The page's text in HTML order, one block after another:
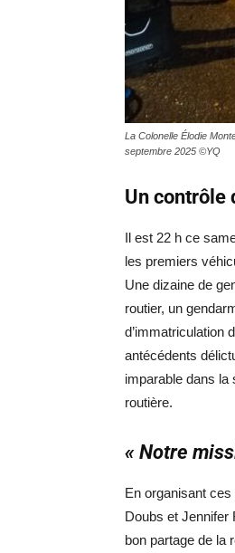
La Colonelle Élodie
septembre 2025 ©YQ
Un contrôle
Il est 22 h ce
les premiers
Une dizaine de
routier, un
d’immatriculation
antécédents
imparable dans la
routière.
« Notre
En organisant
Doubs et Jennifer
bon partage de la